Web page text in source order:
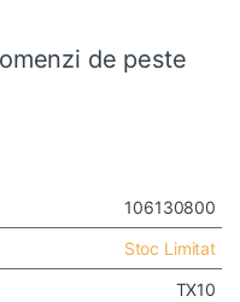
de peste
106130800
Stoc Limitat
TX10